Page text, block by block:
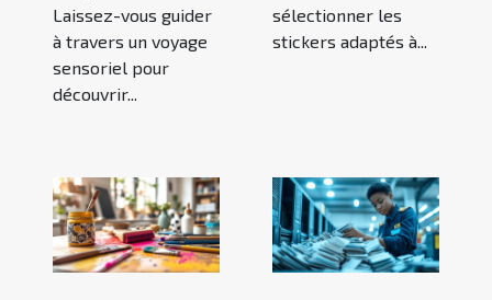
Laissez-vous guider
à travers un voyage
sensoriel pour
découvrir...
sélectionner les
stickers adaptés à...